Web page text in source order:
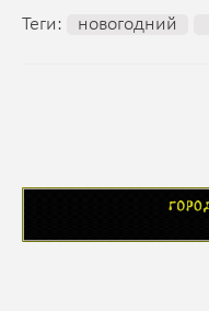
Теги: новогодний